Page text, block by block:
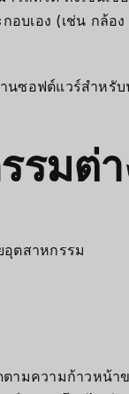
บเอง (เช่น กล้อง
นซอฟต์แวร์สำหรั
รมต่า
อุตสาหกรรม
ามความก้าวหน้า